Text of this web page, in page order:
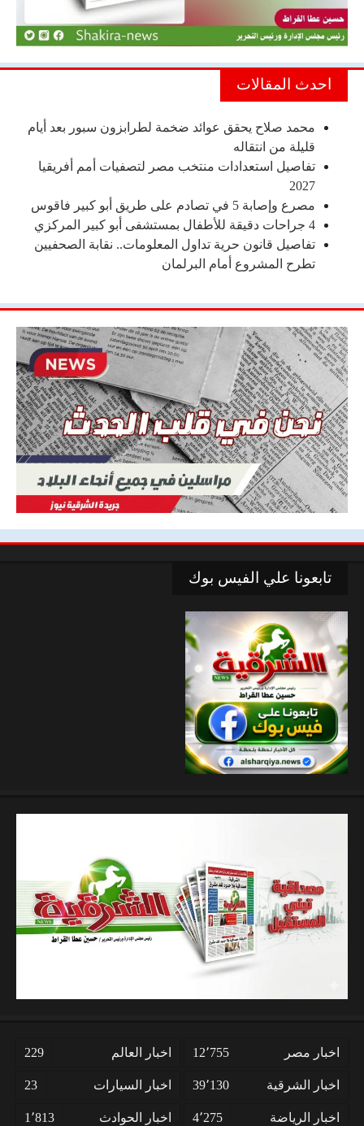
احدث المقالات
محمد صلاح يحقق عوائد ضخمة لطرابزون سبور بعد أيام
قليلة من انتقاله
تفاصيل استعدادات منتخب مصر لتصفيات أمم أفريقيا
2027
مصرع وإصابة 5 في تصادم على طريق أبو كبير فاقوس
4 جراحات دقيقة للأطفال بمستشفى أبو كبير المركزي
تفاصيل قانون حرية تداول المعلومات.. نقابة الصحفيين
تطرح المشروع أمام البرلمان
تابعونا علي الفيس بوك
اخبار مصر 12٬755 اخبار العالم 229
اخبار الشرقية 39٬130 اخبار السيارات 23
اخبار الرياضة 4٬275 اخبار الحوادث 1٬813